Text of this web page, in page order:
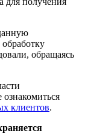
обращаясь
клиентов.